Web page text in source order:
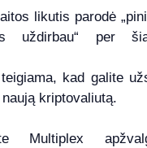
likutis parodė
uždirbau“ per
kad galite
kriptovaliutą.
Multiplex